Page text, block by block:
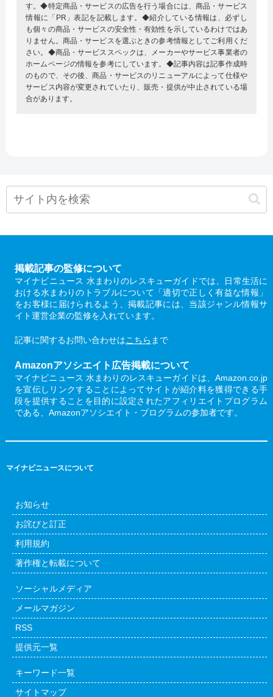
す。◆特定商品・サービスの広告を行う場合には、商品・サービス
情報に「PR」表記を記載します。◆紹介している情報は、必ずし
も個々の商品・サービスの安全性・有効性を示しているわけではあ
りません。商品・サービスを選ぶときの参考情報としてご利用くだ
さい。◆商品・サービススペックは、メーカーやサービス事業者の
ホームページの情報を参考にしています。◆記事内容は記事作成時
のもので、その後、商品・サービスのリニューアルによって仕様や
サービス内容が変更されていたり、販売・提供が中止されている場
合があります。
掲載記事の監修について
マイナビニュース 水まわりのレスキューガイドでは、日常生活に
おける水まわりのトラブルについて「適切で正しく有益な情報」
をお客様に届けられるよう、掲載記事には、当該ジャンル情報サ
イト運営企業の監修を入れています。
記事に関するお問い合わせはこちら まで
Amazonアソシエイト広告掲載について
マイナビニュース 水まわりのレスキューガイドは、Amazon.co.jp
を宣伝しリンクすることによってサイトが紹介料を獲得できる手
段を提供することを目的に設定されたアフィリエイトプログラム
である、Amazonアソシエイト・プログラムの参加者です。
マイナビニュースについて
お知らせ
お詫びと訂正
利用規約
著作権と転載について
ソーシャルメディア
メールマガジン
RSS
提供元一覧
キーワード一覧
サイトマップ